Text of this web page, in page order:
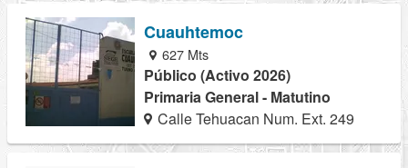
Cuauhtemoc
627 Mts
Público (Activo 2026)
Primaria General - Matutino
Calle Tehuacan Num. Ext. 249